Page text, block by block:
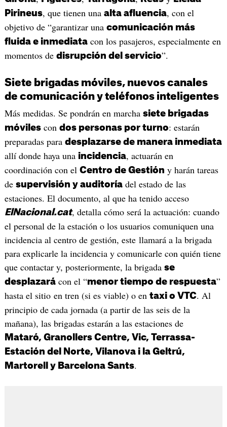
Pirineus, que tienen una alta afluencia, con el
objetivo de “garantizar una comunicación más
fluida e inmediatacon los pasajeros, especialmente en
momentos de disrupción del servicio”.
Siete brigadas móviles, nuevos canales
de comunicación y teléfonos inteligentes
Más medidas. Se pondrán en marcha siete brigadas
móvilescon dos personas por turno: estarán
preparadas para desplazarse de manera inmediata
allí donde haya una incidencia, actuarán en
coordinación con el Centro de Gestión y harán tareas
de supervisión y auditoríadel estado de las
estaciones. El documento, al que ha tenido acceso
ElNacional.cat, detalla cómo será la actuación: cuando
el personal de la estación o los usuarios comuniquen una
incidencia al centro de gestión, este llamará a la brigada
para explicarle la incidencia y comunicarle con quién tiene
que contactar y, posteriormente, la brigada se
desplazarácon el “menor tiempo de respuesta”
hasta el sitio en tren (si es viable) o en taxi o VTC. Al
principio de cada jornada (a partir de las seis de la
mañana), las brigadas estarán a las estaciones de
Mataró, Granollers Centre, Vic, Terrassa-
Estación del Norte, Vilanova i la Geltrú,
Martorell y Barcelona Sants.